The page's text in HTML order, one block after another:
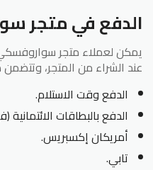
الدفع في متجر
يمكن لعملاء متجر سواروفسكي
عند الشراء من المتجر،
الدفع وقت الاستلام.
الدفع بالبطاقات الائتمانية
أمريكان إكسبريس.
تابي.